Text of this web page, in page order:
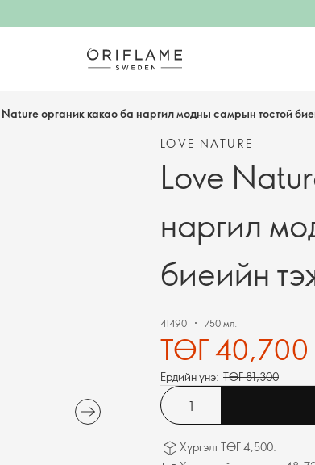
Nature органик какао ба наргил модны самрын тостой
LOVE NATURE
Love
наргил
биеийн
41490 750 мл.
ТӨГ 40,700
Ердийн үнэ: ТӨГ 81,300
Хүргэлт ТӨГ 4,500.